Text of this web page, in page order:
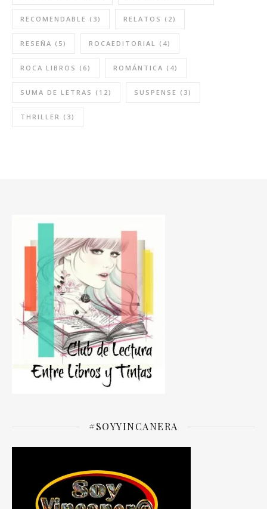
RECOMENDABLE (3) RELATOS (2)
RESEÑA (5) ROCAEDITORIAL (4)
ROCA LIBROS (6) ROMÁNTICA (4)
SUMA DE LETRAS (12) SUSPENSE (3)
THRILLER (3)
#SOYYINCANERA